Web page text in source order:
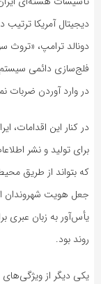
دیجیتال آمریکا ترتیب
دونالد ترامپ،
فلج‌سازی دائمی
در وارد آوردن ضربات
در کنار این اقدامات،
برای تولید و نشر
که بتواند از طریق
جعل هویت شهروندان
یأس‌آور به زبان عبری
روند بود.
یکی دیگر از ویژگی‌های